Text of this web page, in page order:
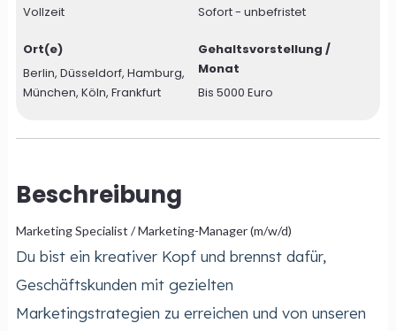
Vollzeit
Sofort - unbefristet
Ort(e)
Berlin, Düsseldorf, Hamburg,
München, Köln, Frankfurt
Gehaltsvorstellung /
Monat
Bis 5000 Euro
Beschreibung
Marketing Specialist / Marketing-Manager (m/w/d)
Du bist ein kreativer Kopf und brennst dafür,
Geschäftskunden mit gezielten
Marketingstrategien zu erreichen und von unseren